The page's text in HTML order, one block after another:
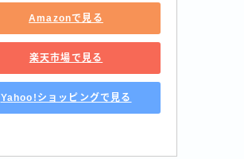
Amazonで見る
楽天市場で見る
Yahoo!ショッピングで見る